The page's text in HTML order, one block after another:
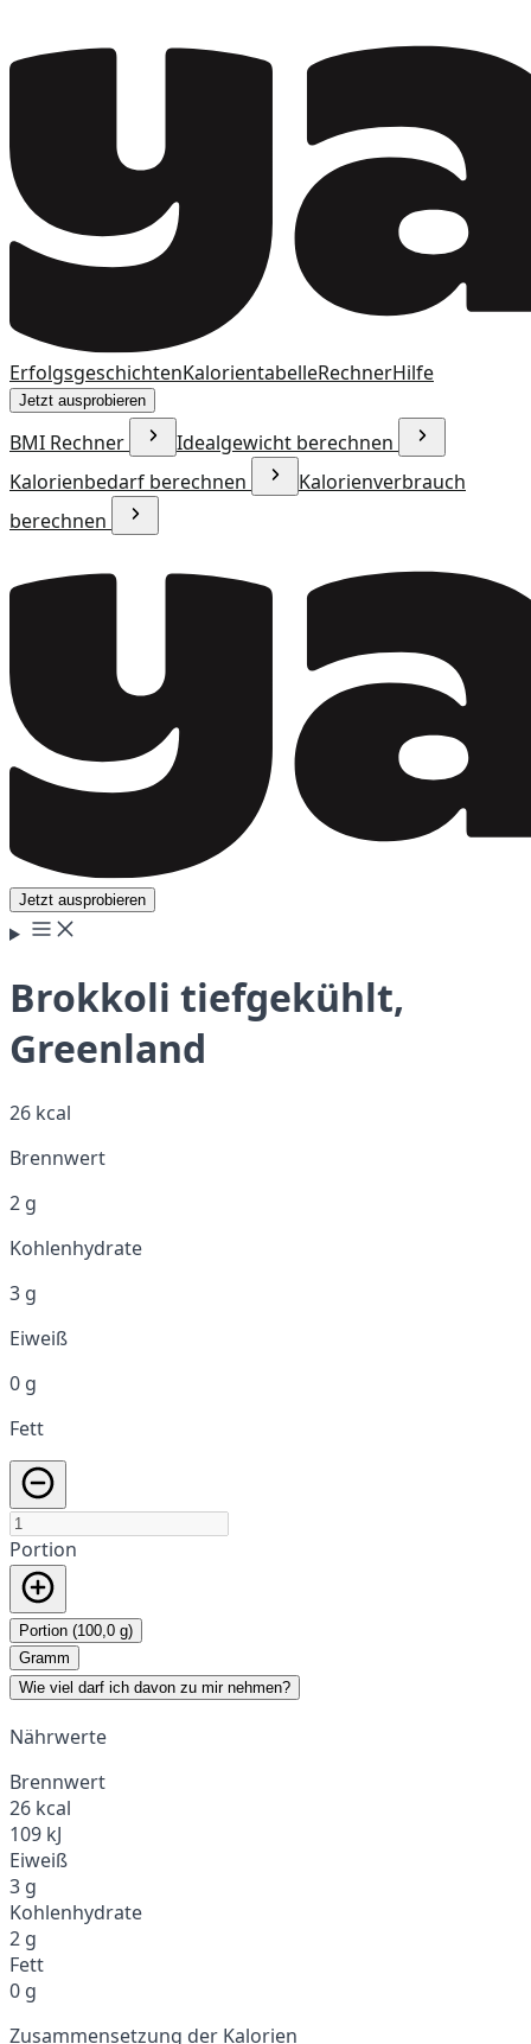
ErfolgsgeschichtenKalorientabelleRechnerHilfe
Jetzt ausprobieren
BMI Rechner
Idealgewicht berechnen
Kalorienbedarf berechnen
Kalorienverbrauch
berechnen
Jetzt ausprobieren
Brokkoli tiefgekühlt,
Greenland
26 kcal
Brennwert
2 g
Kohlenhydrate
3 g
Eiweiß
0 g
Fett
Portion
Portion (100,0 g)
Gramm
Wie viel darf ich davon zu mir nehmen?
Nährwerte
Brennwert
26 kcal
109 kJ
Eiweiß
3 g
Kohlenhydrate
2 g
Fett
0 g
Zusammensetzung der Kalorien